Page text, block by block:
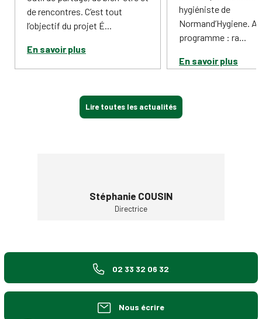
de rencontres. C’est tout
l’objectif du projet É...
En savoir plus
hygiéniste de
Normand’Hygiene. Au
programme : ra...
En savoir plus
Lire toutes les actualités
Stéphanie COUSIN
Directrice
02 33 32 06 32
Nous écrire